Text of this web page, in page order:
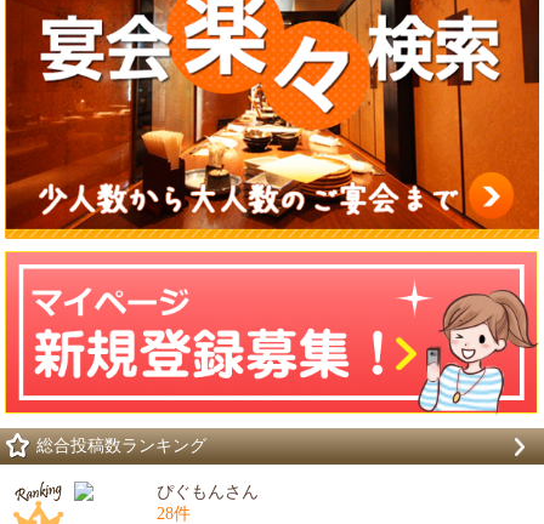
総合投稿数ランキング
ぴぐもんさん
28件